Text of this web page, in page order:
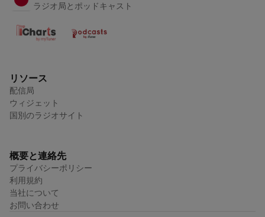
ラジオ局とポッドキャスト
リソース
配信局
ウィジェット
国別のラジオサイト
概要と連絡先
プライバシーポリシー
利用規約
当社について
お問い合わせ